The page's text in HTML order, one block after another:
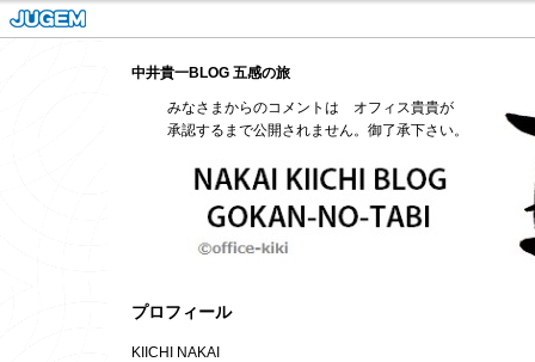
中井貴一BLOG 五感の旅
みなさまからのコメントは オフィス貴貴が
承認するまで公開されません。御了承下さい。
プロフィール
KIICHI NAKAI